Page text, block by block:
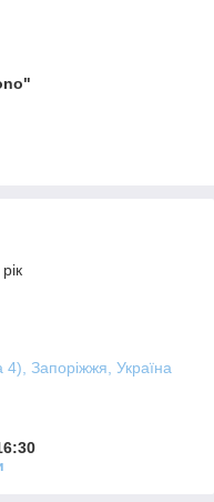
Запоріжжя, Україна